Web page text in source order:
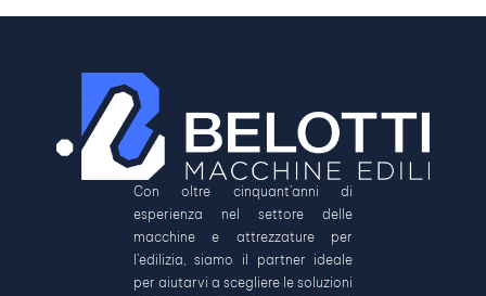
Con oltre cinquant’anni di
esperienza nel settore delle
macchine e attrezzature per
l’edilizia, siamo il partner ideale
per aiutarvi a scegliere le soluzioni